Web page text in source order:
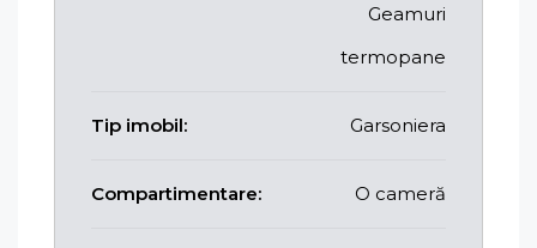
Geamuri
termopane
Tip imobil: Garsoniera
Compartimentare: O cameră